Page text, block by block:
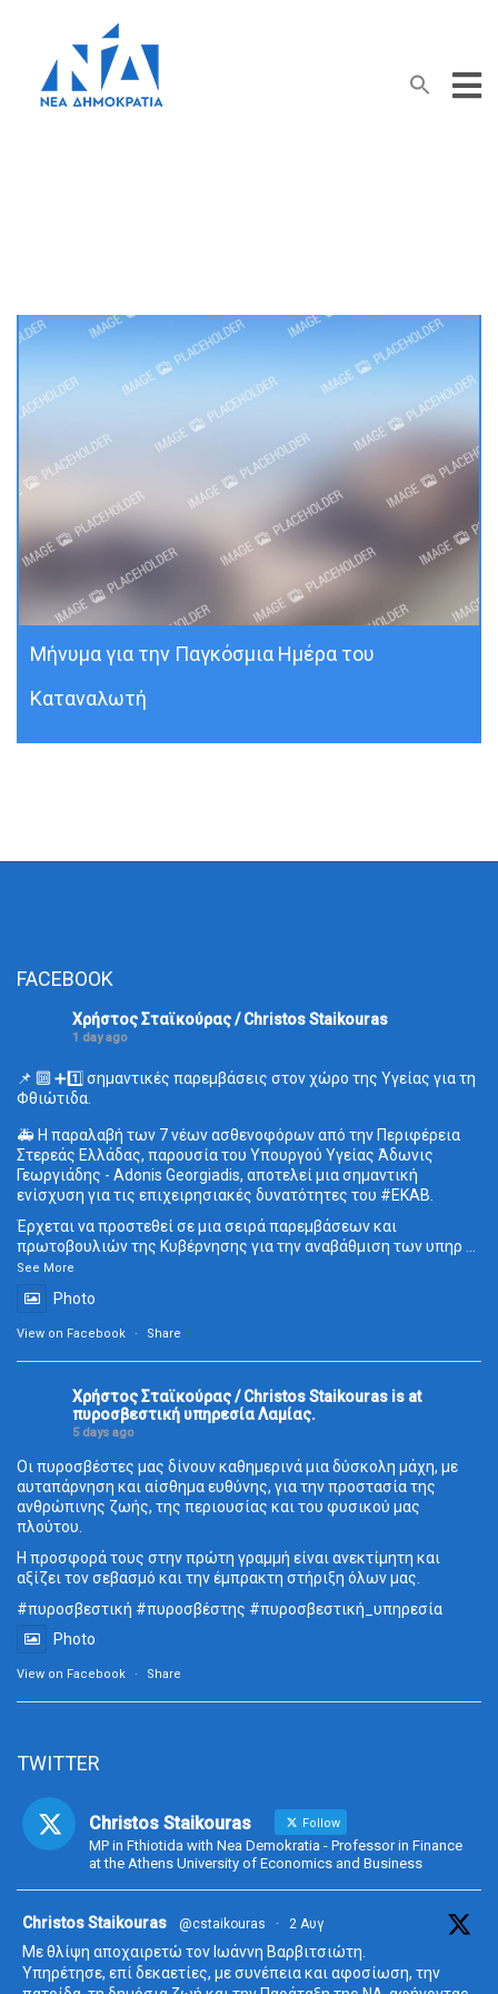
Search
for:
Search Button
Μήνυμα για την Παγκόσμια Ημέρα του
Καταναλωτή
FACEBOOK
Χρήστος Σταϊκούρας / Christos Staikouras
1 day ago
📌 🔟 ➕1️⃣ σημαντικές παρεμβάσεις στον χώρο της Υγείας για τη
Φθιώτιδα.
🚑 Η παραλαβή των 7 νέων ασθενοφόρων από την Περιφέρεια
Στερεάς Ελλάδας, παρουσία του Υπουργού Υγείας Άδωνις
Γεωργιάδης - Adonis Georgiadis, αποτελεί μια σημαντική
ενίσχυση για τις επιχειρησιακές δυνατότητες του #ΕΚΑΒ.
Έρχεται να προστεθεί σε μια σειρά παρεμβάσεων και
πρωτοβουλιών της Κυβέρνησης για την αναβάθμιση των υπηρ ...
See More
Photo
View on Facebook · Share
Χρήστος Σταϊκούρας / Christos Staikouras is at
πυροσβεστική υπηρεσία Λαμίας.
5 days ago
Οι πυροσβέστες μας δίνουν καθημερινά μια δύσκολη μάχη, με
αυταπάρνηση και αίσθημα ευθύνης, για την προστασία της
ανθρώπινης ζωής, της περιουσίας και του φυσικού μας
πλούτου.
Η προσφορά τους στην πρώτη γραμμή είναι ανεκτίμητη και
αξίζει τον σεβασμό και την έμπρακτη στήριξη όλων μας.
#πυροσβεστική #πυροσβέστης #πυροσβεστική_ υπηρεσία
Photo
View on Facebook · Share
TWITTER
Christos Staikouras Follow
MP in Fthiotida with Nea Demokratia - Professor in Finance
at the Athens University of Economics and Business
Christos Staikouras @cstaikouras · 2 Αυγ
Με θλίψη αποχαιρετώ τον Ιωάννη Βαρβιτσιώτη.
Υπηρέτησε, επί δεκαετίες, με συνέπεια και αφοσίωση, την